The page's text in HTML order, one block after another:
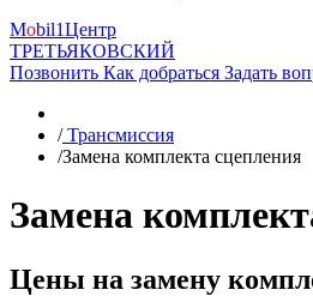
Mobil1Центр
ТРЕТЬЯКОВСКИЙ
Позвонить Как добраться Задать
/Трансмиссия
/Замена комплекта сцепления
Замена
Цены на замену